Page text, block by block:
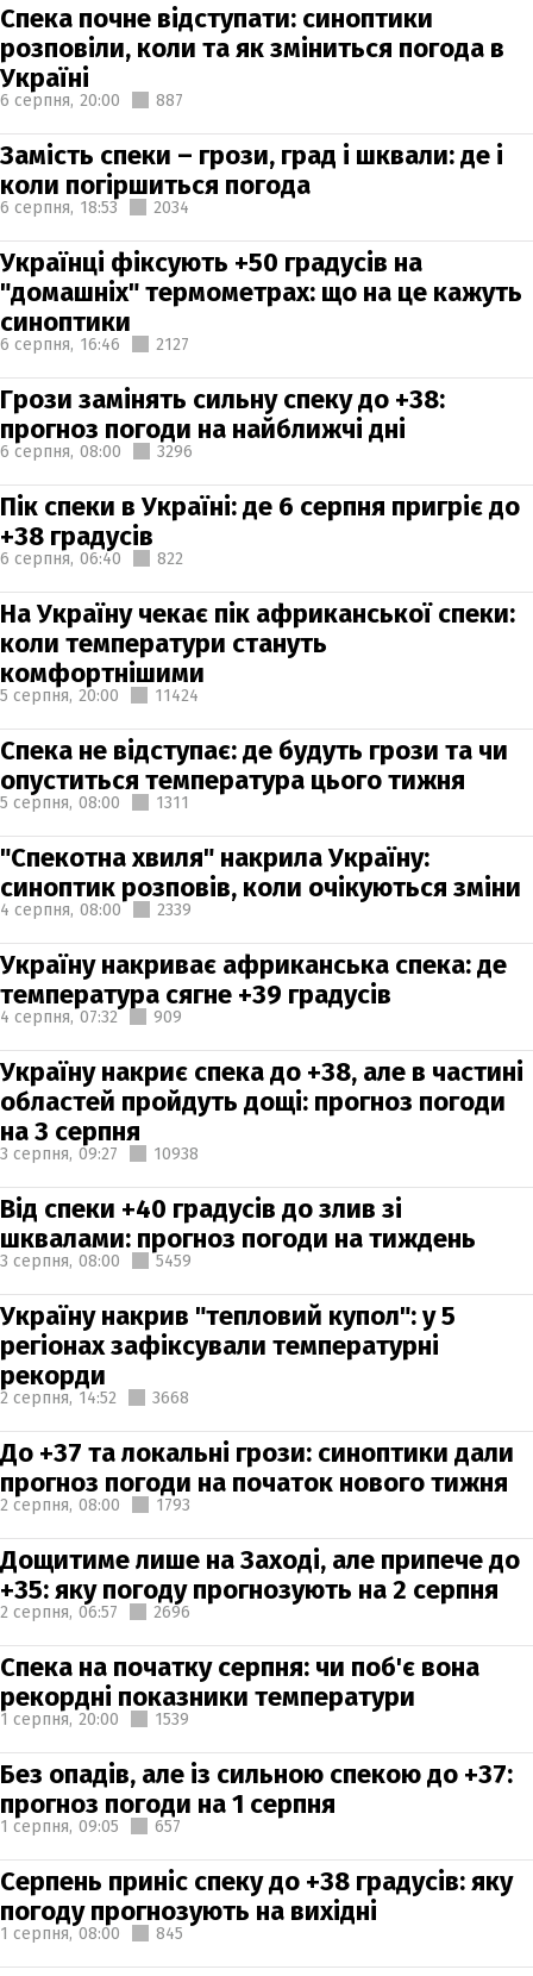
Спека почне відступати: синоптики
розповіли, коли та як зміниться погода в
Україні
6 серпня, 20:00 887
Замість спеки – грози, град і шквали: де і
коли погіршиться погода
6 серпня, 18:53 2034
Українці фіксують +50 градусів на
"домашніх" термометрах: що на це кажуть
синоптики
6 серпня, 16:46 2127
Грози замінять сильну спеку до +38:
прогноз погоди на найближчі дні
6 серпня, 08:00 3296
Пік спеки в Україні: де 6 серпня пригріє до
+38 градусів
6 серпня, 06:40 822
На Україну чекає пік африканської спеки:
коли температури стануть
комфортнішими
5 серпня, 20:00 11424
Спека не відступає: де будуть грози та чи
опуститься температура цього тижня
5 серпня, 08:00 1311
"Спекотна хвиля" накрила Україну:
синоптик розповів, коли очікуються зміни
4 серпня, 08:00 2339
Україну накриває африканська спека: де
температура сягне +39 градусів
4 серпня, 07:32 909
Україну накриє спека до +38, але в частині
областей пройдуть дощі: прогноз погоди
на 3 серпня
3 серпня, 09:27 10938
Від спеки +40 градусів до злив зі
шквалами: прогноз погоди на тиждень
3 серпня, 08:00 5459
Україну накрив "тепловий купол": у 5
регіонах зафіксували температурні
рекорди
2 серпня, 14:52 3668
До +37 та локальні грози: синоптики дали
прогноз погоди на початок нового тижня
2 серпня, 08:00 1793
Дощитиме лише на Заході, але припече до
+35: яку погоду прогнозують на 2 серпня
2 серпня, 06:57 2696
Спека на початку серпня: чи поб'є вона
рекордні показники температури
1 серпня, 20:00 1539
Без опадів, але із сильною спекою до +37:
прогноз погоди на 1 серпня
1 серпня, 09:05 657
Серпень приніс спеку до +38 градусів: яку
погоду прогнозують на вихідні
1 серпня, 08:00 845